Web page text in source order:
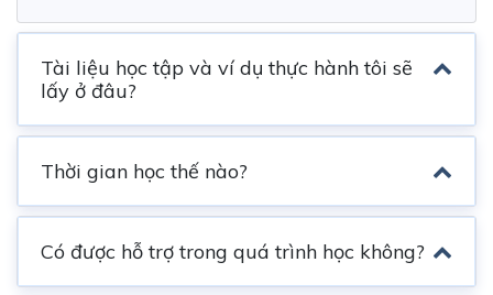
Tài liệu học tập và ví dụ thực hành tôi sẽ
lấy ở đâu?
Thời gian học thế nào?
Có được hỗ trợ trong quá trình học không?